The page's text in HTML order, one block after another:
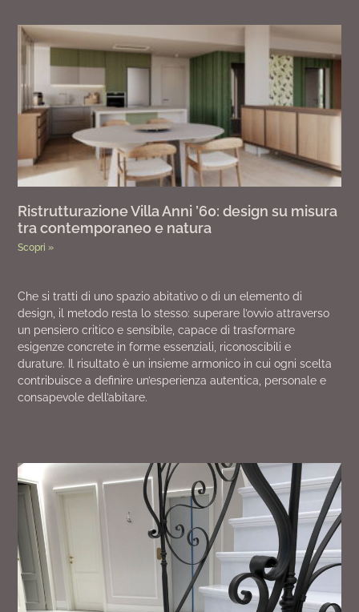
Ristrutturazione Villa Anni ’60: design su misura
tra contemporaneo e natura
Scopri »
Che si tratti di uno spazio abitativo o di un elemento di
design, il metodo resta lo stesso: superare l’ovvio attraverso
un pensiero critico e sensibile, capace di trasformare
esigenze concrete in forme essenziali, riconoscibili e
durature. Il risultato è un insieme armonico in cui ogni scelta
contribuisce a definire un’esperienza autentica, personale e
consapevole dell’abitare.